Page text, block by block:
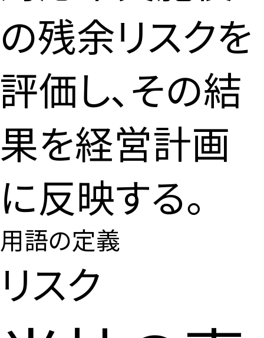
の残余リスクを
評価し、その結
果を経営計画
に反映する。
用語の定義
リスク